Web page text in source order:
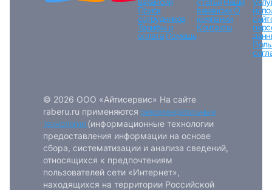
Поиск
сотрудников
Тарифы и
оплата Помощь
вакансииО
компании
Контакты
© 2026 ООО «Айтисервис» На сайте
raberu.ru применяются рекомендательные
технологии (информационные технологии
предоставления информации на основе
сбора, систематизации и анализа сведений,
относящихся к предпочтениям
пользователей сети «Интернет»,
находящихся на территории Российской